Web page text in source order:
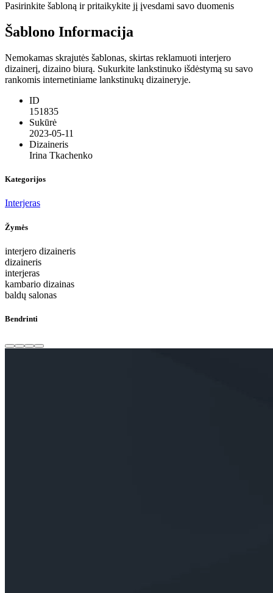
Pasirinkite šabloną ir pritaikykite jį įvesdami savo duomenis
Šablono Informacija
Nemokamas skrajutės šablonas, skirtas reklamuoti interjero
dizainerį, dizaino biurą. Sukurkite lankstinuko išdėstymą su savo
rankomis internetiniame lankstinukų dizaineryje.
ID
151835
Sukūrė
2023-05-11
Dizaineris
Irina Tkachenko
Kategorijos
Interjeras
Žymės
interjero dizaineris
dizaineris
interjeras
kambario dizainas
baldų salonas
Bendrinti